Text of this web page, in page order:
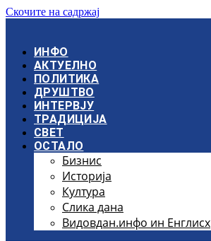
Скочите на садржај
ИНФО
АКТУЕЛНО
ПОЛИТИКА
ДРУШТВО
ИНТЕРВЈУ
ТРАДИЦИЈА
СВЕТ
ОСТАЛО
Бизнис
Историја
Култура
Слика дана
Видовдан.инфо ин Енглисх